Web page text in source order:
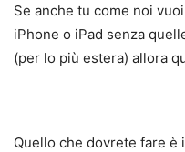
Se anche tu come noi
iPhone o iPad senza
(per lo più estera) allora
Quello che dovrete fare è